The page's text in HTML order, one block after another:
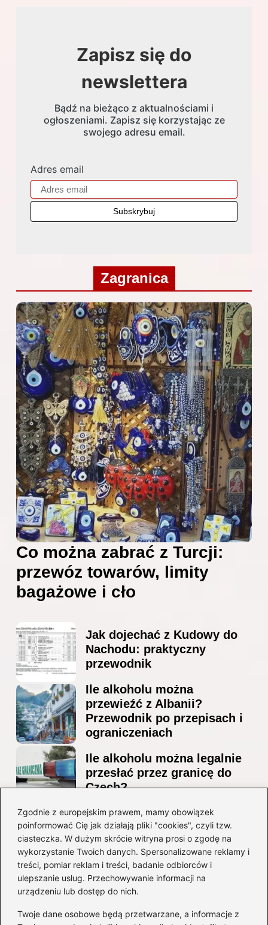
Zgodnie z europejskim prawem, mamy obowiązek
poinformować Cię jak działają pliki "cookies", czyli tzw.
ciasteczka. W dużym skrócie witryna prosi o zgodę na
wykorzystanie Twoich danych. Spersonalizowane reklamy i
treści, pomiar reklam i treści, badanie odbiorców i
ulepszanie usług. Przechowywanie informacji na
urządzeniu lub dostęp do nich.
Twoje dane osobowe będą przetwarzane, a informacje z
Zapisz się do
newslettera
Bądź na bieżąco z aktualnościami i
ogłoszeniami. Zapisz się korzystając ze
swojego adresu email.
Adres email
Zagranica
Co można zabrać z Turcji:
przewóz towarów, limity
bagażowe i cło
Jak dojechać z Kudowy do
Nachodu: praktyczny
przewodnik
Ile alkoholu można
przewieźć z Albanii?
Przewodnik po przepisach i
ograniczeniach
Ile alkoholu można legalnie
przesłać przez granicę do
Czech?
Jak wygodnie dotrzeć z
lotniska Marco Polo do
Mestre? Poradnik krok po
kroku
Kategorie